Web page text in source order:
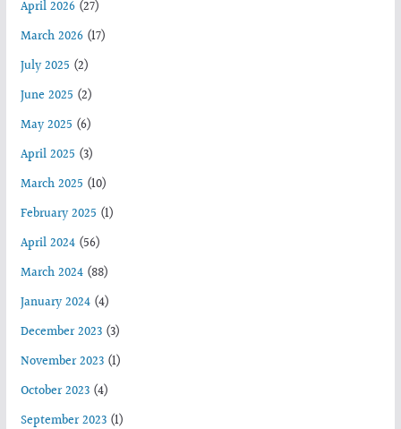
April 2026(27)
March 2026(17)
July 2025 (2)
June 2025 (2)
May 2025 (6)
April 2025 (3)
March 2025 (10)
February 2025 (1)
April 2024(56)
March 2024(88)
January 2024(4)
December 2023(3)
November 2023(1)
October 2023(4)
September 2023(1)